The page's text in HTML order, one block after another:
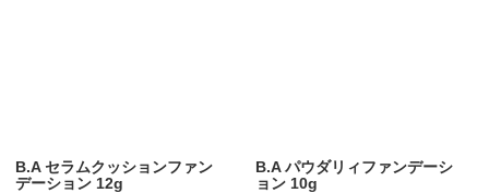
B.A セラムクッションファン
デーション 12g
B.A パウダリィファンデーシ
ョン 10g